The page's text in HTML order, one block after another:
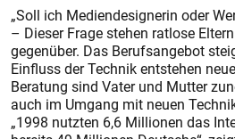
„Soll ich Mediendesignerin oder
– Dieser Frage stehen ratlose
gegenüber. Das Berufsangebot
Einfluss der Technik entstehen
Beratung sind Vater und Mutter
auch im Umgang mit neuen
„1998 nutzten 6,6 Millionen das